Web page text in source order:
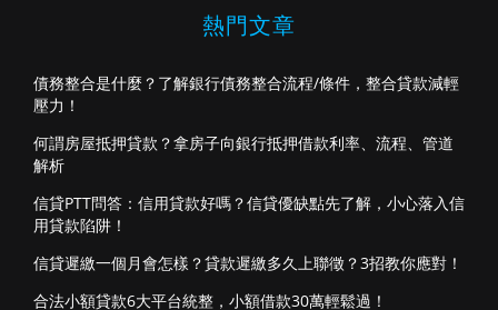
熱門文章
債務整合是什麼？了解銀行債務整合流程/條件，整合貸款減輕
壓力！
何謂房屋抵押貸款？拿房子向銀行抵押借款利率、流程、管道
解析
信貸PTT問答：信用貸款好嗎？信貸優缺點先了解，小心落入信
用貸款陷阱！
信貸遲繳一個月會怎樣？貸款遲繳多久上聯徵？3招教你應對！
合法小額貸款6大平台統整，小額借款30萬輕鬆過！